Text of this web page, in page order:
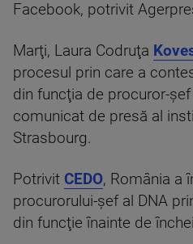
Facebook, potrivit
Marţi, Laura Codruţa
procesul prin care a
din funcţia de procuror-
comunicat de presă al
Strasbourg.
Potrivit CEDO, România a
procurorului-şef al DNA
din funcţie înainte de